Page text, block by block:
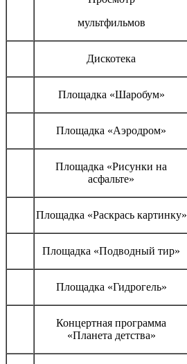
мультфильмов
Дискотека
Площадка «Шаробум»
Площадка «Аэродром»
Площадка «Рисунки на
асфальте»
Площадка «Раскрась картинку»
Площадка «Подводный тир»
Площадка «Гидрогель»
Концертная программа
«Планета детства»